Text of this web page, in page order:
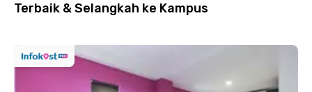
Terbaik & Selangkah ke Kampus